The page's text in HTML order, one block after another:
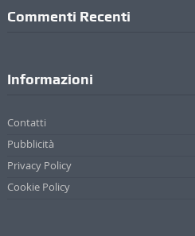
Commenti Recenti
Informazioni
Contatti
Pubblicità
Privacy Policy
Cookie Policy